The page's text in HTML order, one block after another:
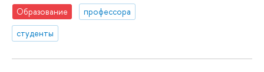
Образование
профессора
студенты